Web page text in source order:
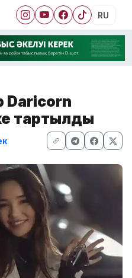
RU
Daricorn
тартылды